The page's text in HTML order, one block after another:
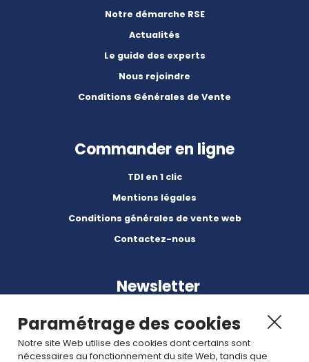
Notre démarche RSE
Actualités
Le guide des experts
Nous rejoindre
Conditions Générales de Vente
Commander en ligne
TDI en 1 clic
Mentions légales
Conditions générales de vente web
Contactez-nous
Newsletter
Paramétrage des cookies
Notre site Web utilise des cookies dont certains sont
nécessaires au fonctionnement du site Web, tandis que